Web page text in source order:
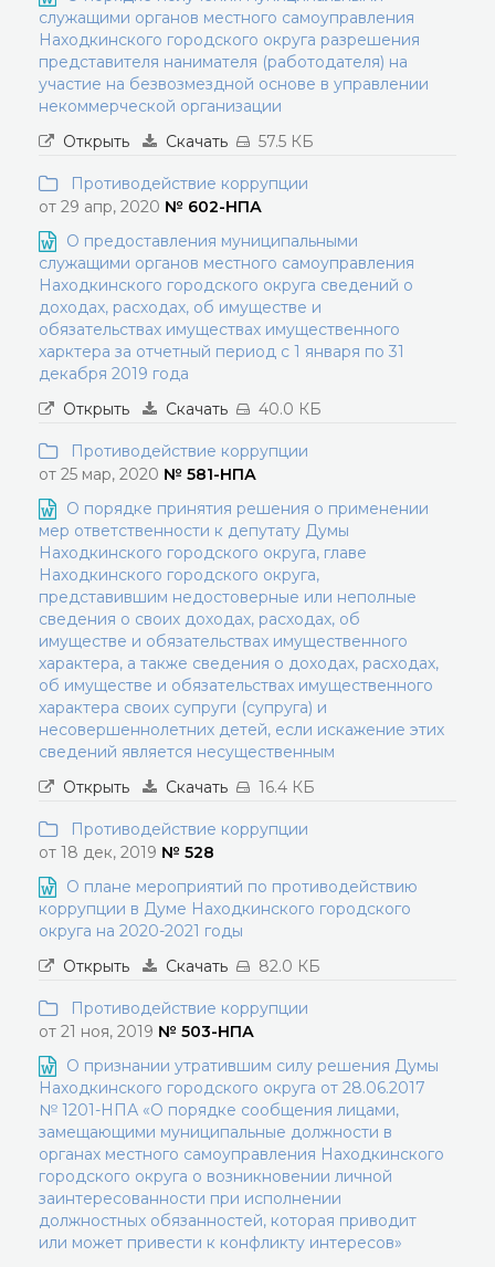
служащими органов местного самоуправления
Находкинского городского округа разрешения
представителя нанимателя (работодателя) на
участие на безвозмездной основе в управлении
некоммерческой организации
Открыть
Скачать 57.5 КБ
Противодействие коррупции
от 29 апр, 2020 № 602-НПА
О предоставления муниципальными
служащими органов местного самоуправления
Находкинского городского округа сведений о
доходах, расходах, об имуществе и
обязательствах имуществах имущественного
харктера за отчетный период с 1 января по 31
декабря 2019 года
Открыть
Скачать 40.0 КБ
Противодействие коррупции
от 25 мар, 2020 № 581-НПА
О порядке принятия решения о применении
мер ответственности к депутату Думы
Находкинского городского округа, главе
Находкинского городского округа,
представившим недостоверные или неполные
сведения о своих доходах, расходах, об
имуществе и обязательствах имущественного
характера, а также сведения о доходах, расходах,
об имуществе и обязательствах имущественного
характера своих супруги (супруга) и
несовершеннолетних детей, если искажение этих
сведений является несущественным
Открыть
Скачать 16.4 КБ
Противодействие коррупции
от 18 дек, 2019 № 528
О плане мероприятий по противодействию
коррупции в Думе Находкинского городского
округа на 2020-2021 годы
Открыть
Скачать 82.0 КБ
Противодействие коррупции
от 21 ноя, 2019 № 503-НПА
О признании утратившим силу решения Думы
Находкинского городского округа от 28.06.2017
№ 1201-НПА «О порядке сообщения лицами,
замещающими муниципальные должности в
органах местного самоуправления Находкинского
городского округа о возникновении личной
заинтересованности при исполнении
должностных обязанностей, которая приводит
или может привести к конфликту интересов»